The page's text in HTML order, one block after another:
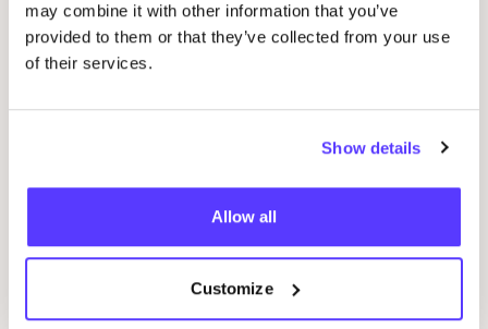
may combine it with other information that you’ve
provided to them or that they’ve collected from your use
of their services.
Show details
Allow all
Customize
Botanic Spa